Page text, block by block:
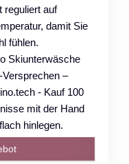
reguliert auf
damit Sie
fühlen.
Skiunterwäsche
–
- Kauf 100
mit der Hand
hinlegen.